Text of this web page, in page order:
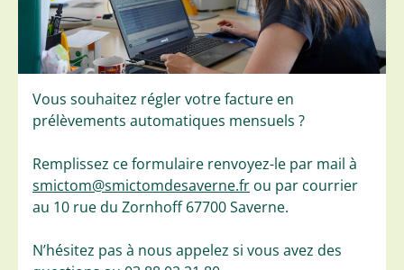
Vous souhaitez régler votre facture en
prélèvements automatiques mensuels ?
Remplissez ce formulaire renvoyez-le par mail à
smictom@smictomdesaverne.fr ou par courrier
au 10 rue du Zornhoff 67700 Saverne.
N’hésitez pas à nous appelez si vous avez des